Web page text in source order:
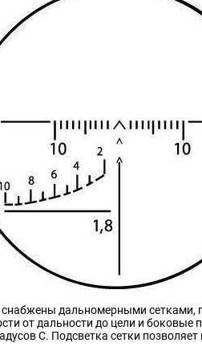
дальномерными сетками,
от дальности до цели и боковые
С. Подсветка сетки